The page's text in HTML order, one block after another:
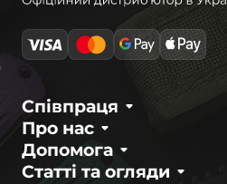
Про нас
Співпраця
Статті та огляди
Допомога